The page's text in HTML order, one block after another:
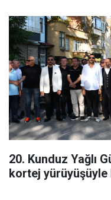
20. Kunduz Yağlı
kortej yürüyüşüyle